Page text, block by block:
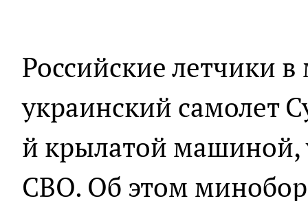
Российские летчики
украинский самолет
й крылатой машиной,
СВО. Об этом